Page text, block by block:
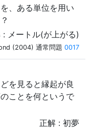
、ある単位を用い
: メートル(が上がる)
(2004) 通常問題 0017
を見ると縁起が良
ことを何というで
正解 : 初夢